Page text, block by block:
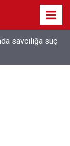
savcılığa suç